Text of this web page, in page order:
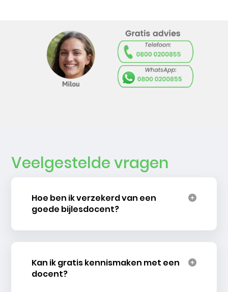
Veelgestelde vragen
Hoe ben ik verzekerd van een
goede bijlesdocent?
Kan ik gratis kennismaken met een
docent?